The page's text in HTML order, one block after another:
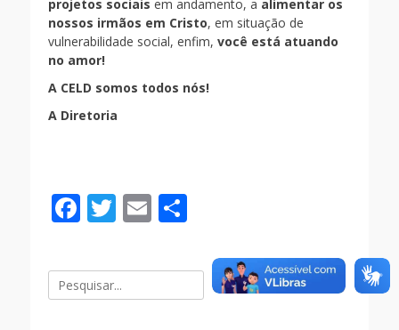
projetos sociais em andamento, a alimentar os
nossos irmãos em Cristo, em situação de
vulnerabilidade social, enfim, você está atuando
no amor!
A CELD somos todos nós!
A Diretoria
F
e
b
T
itt
er
E
ai
l
ar
e
Pesquisar
por: